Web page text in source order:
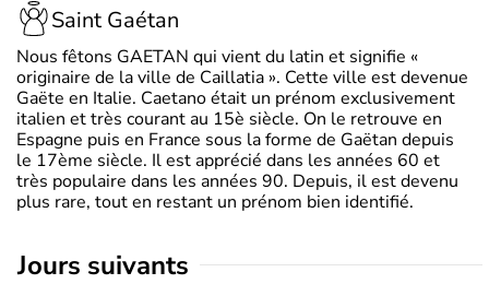
Saint Gaétan
Nous fêtons GAETAN qui vient du latin et signifie «
originaire de la ville de Caillatia ». Cette ville est devenue
Gaëte en Italie. Caetano était un prénom exclusivement
italien et très courant au 15è siècle. On le retrouve en
Espagne puis en France sous la forme de Gaëtan depuis
le 17ème siècle. Il est apprécié dans les années 60 et
très populaire dans les années 90. Depuis, il est devenu
plus rare, tout en restant un prénom bien identifié.
jours suivants